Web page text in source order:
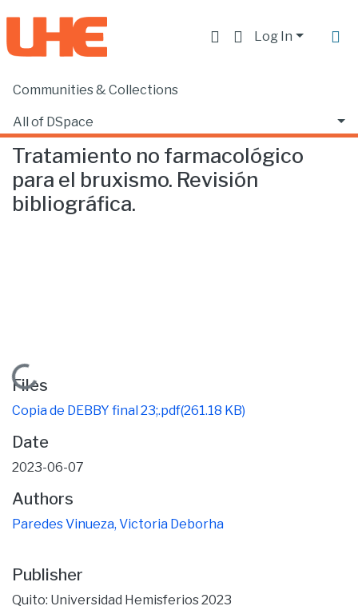
Log In
Communities & Collections
All of DSpace
Statistics
Home
Tratamiento no farmacológico
para el bruxismo. Revisión
bibliográfica.
Loading...
Files
Copia de DEBBY final 23;.pdf(261.18 KB)
Date
2023-06-07
Authors
Paredes Vinueza, Victoria Deborha
Publisher
Quito: Universidad Hemisferios 2023